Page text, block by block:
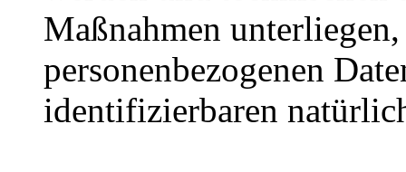
Maßnahmen
personenbezogenen
identifizierbaren